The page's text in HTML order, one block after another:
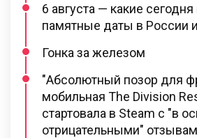
6 августа — какие
памятные даты в России
Гонка за железом
"Абсолютный позор для
мобильная The Division
стартовала в Steam с "в
отрицательными"